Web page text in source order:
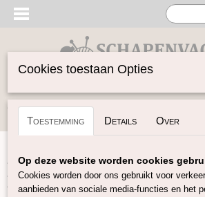
Inloggen Registreren
Home>Spinwol>Lontwol Shetland
Bordeaux S20
Cookies toestaan Opties
Toestemming Details Over
Op deze website worden cookies
Cookies worden door ons gebruikt voor
aanbieden van sociale media-functies en het